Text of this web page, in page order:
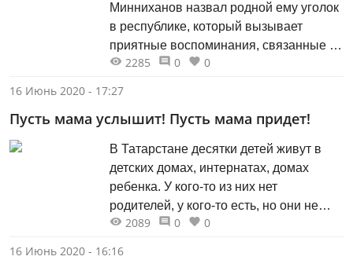
Минниханов назвал родной ему уголок
в республике, который вызывает
приятные воспоминания, связанные с
детством. Об этом он рассказал на
2285 0
0
16 Июнь 2020 - 17:27
Пусть мама услышит! Пусть мама придет!
В Татарстане десятки детей живут в
детских домах, интернатах, домах
ребенка. У кого-то из них нет
родителей, у кого-то есть, но они не
заботятся о своих детях. Детки всех
2089 0
0
16 Июнь 2020 - 16:16